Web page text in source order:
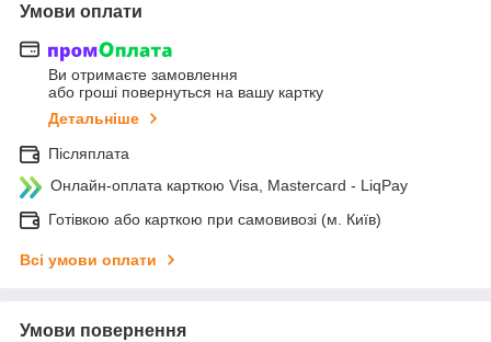
Умови оплати
Ви отримаєте замовлення
або гроші повернуться на вашу картку
Детальніше
Післяплата
Онлайн-оплата карткою Visa, Mastercard - LiqPay
Готівкою або карткою при самовивозі (м. Київ)
Всі умови оплати
Умови повернення